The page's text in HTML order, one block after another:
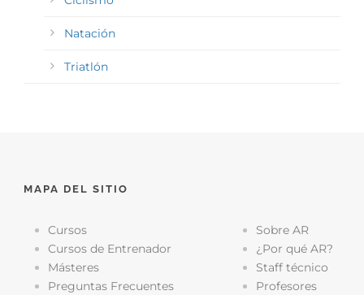
Natación
Triatlón
MAPA DEL SITIO
Cursos
Cursos de Entrenador
Másteres
Preguntas Frecuentes
Sobre AR
¿Por qué AR?
Staff técnico
Profesores